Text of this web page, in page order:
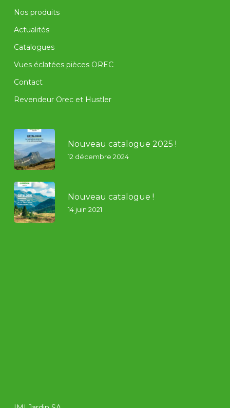
Nos produits
Actualités
Catalogues
Vues éclatées pièces OREC
Contact
Revendeur Orec et Hustler
Nouveau catalogue 2025 !
12 décembre 2024
Nouveau catalogue !
14 juin 2021